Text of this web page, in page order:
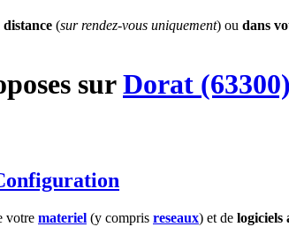
distance (sur rendez-vous uniquement) ou dans
surDorat (63300)
votre materiel (y compris reseaux) et de logiciels